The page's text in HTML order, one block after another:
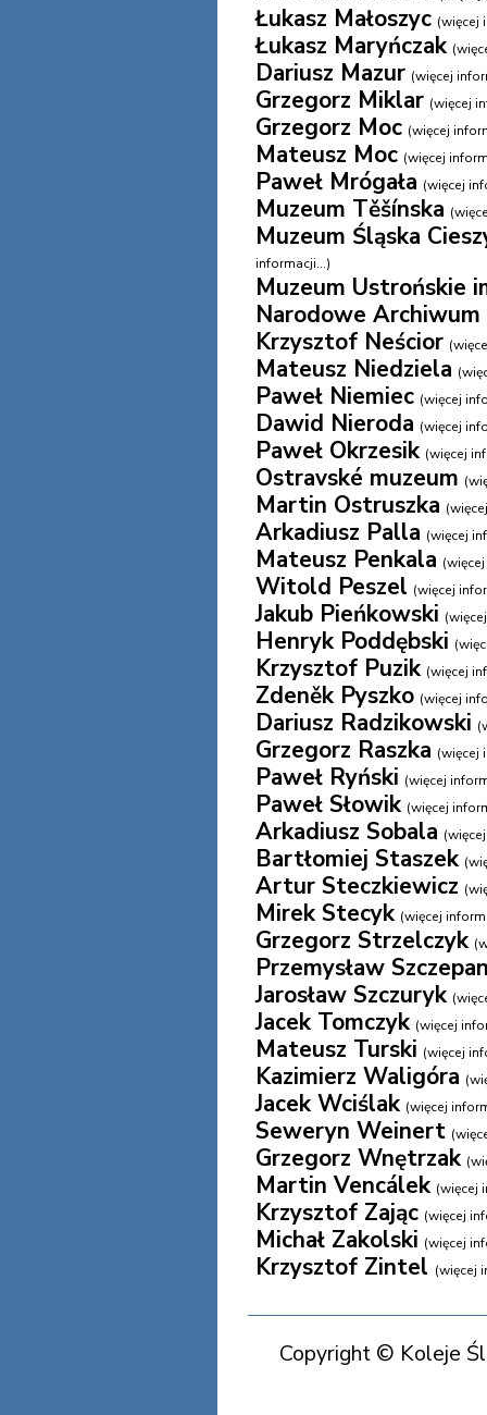
Łukasz Małoszyc (więcej
Łukasz Maryńczak
Dariusz Mazur (więcej
Grzegorz Miklar (więcej
Grzegorz Moc (więcej
Mateusz Moc (więcej
Paweł Mrógała (więcej
Muzeum Těšínska
Muzeum Śląska
informacji...)
Muzeum Ustrońskie
Narodowe
Krzysztof Neścior
Mateusz Niedziela
Paweł Niemiec (więcej
Dawid Nieroda (więcej
Paweł Okrzesik (więcej
Ostravské muzeum
Martin Ostruszka
Arkadiusz Palla (więcej
Mateusz Penkala
Witold Peszel (więcej
Jakub Pieńkowski
Henryk Poddębski
Krzysztof Puzik (więcej
Zdeněk Pyszko (więcej
Dariusz Radzikowski
Grzegorz Raszka (więcej
Paweł Ryński (więcej
Paweł Słowik (więcej
Arkadiusz Sobala
Bartłomiej Staszek
Artur Steczkiewicz
Mirek Stecyk (więcej
Grzegorz Strzelczyk
Przemysław
Jarosław Szczuryk
Jacek Tomczyk (więcej
Mateusz Turski (więcej
Kazimierz Waligóra
Jacek Wciślak (więcej
Seweryn Weinert
Grzegorz Wnętrzak
Martin Vencálek (więcej
Krzysztof Zając (więcej
Michał Zakolski (więcej
Krzysztof Zintel (więcej
Copyright © Koleje